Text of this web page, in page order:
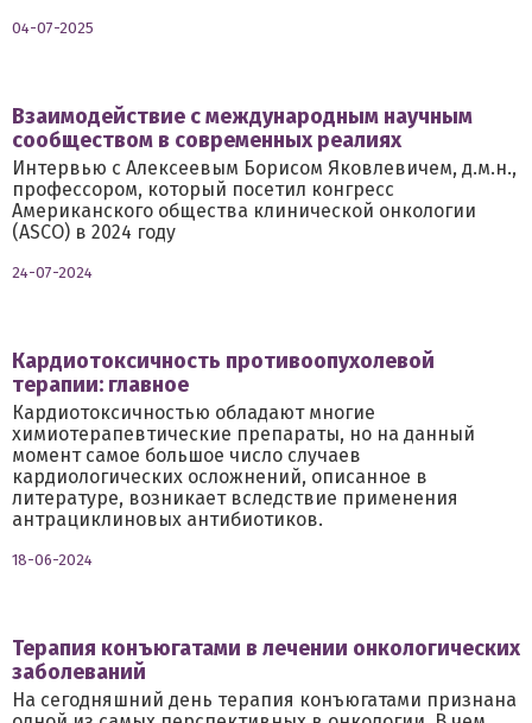
04-07-2025
Взаимодействие с международным научным
сообществом в современных реалиях
Интервью с Алексеевым Борисом Яковлевичем, д.м.н.,
профессором, который посетил конгресс
Американского общества клинической онкологии
(ASCO) в 2024 году
24-07-2024
Кардиотоксичность противоопухолевой
терапии: главное
Кардиотоксичностью обладают многие
химиотерапевтические препараты, но на данный
момент самое большое число случаев
кардиологических осложнений, описанное в
литературе, возникает вследствие применения
антрациклиновых антибиотиков.
18-06-2024
Терапия конъюгатами в лечении онкологических
заболеваний
На сегодняшний день терапия конъюгатами признана